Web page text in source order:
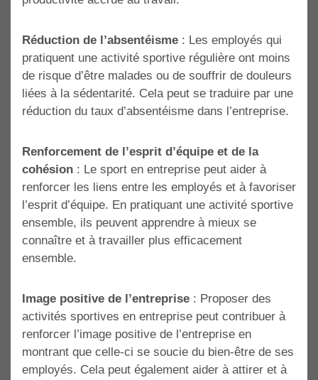
Réduction de l’absentéisme : Les employés qui
pratiquent une activité sportive régulière ont moins
de risque d’être malades ou de souffrir de douleurs
liées à la sédentarité. Cela peut se traduire par une
réduction du taux d’absentéisme dans l’entreprise.
Renforcement de l’esprit d’équipe et de la
cohésion : Le sport en entreprise peut aider à
renforcer les liens entre les employés et à favoriser
l’esprit d’équipe. En pratiquant une activité sportive
ensemble, ils peuvent apprendre à mieux se
connaître et à travailler plus efficacement
ensemble.
Image positive de l’entreprise : Proposer des
activités sportives en entreprise peut contribuer à
renforcer l’image positive de l’entreprise en
montrant que celle-ci se soucie du bien-être de ses
employés. Cela peut également aider à attirer et à